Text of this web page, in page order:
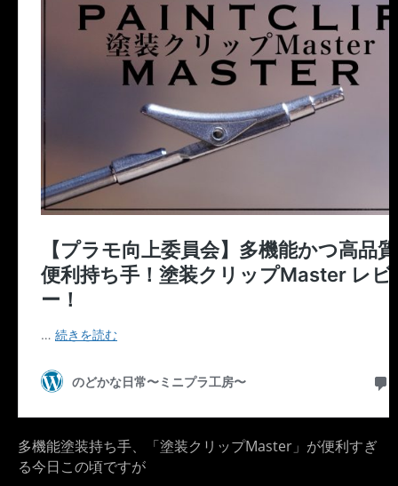
多機能塗装持ち手、「塗装クリップMaster」が便利すぎ
る今日この頃ですが